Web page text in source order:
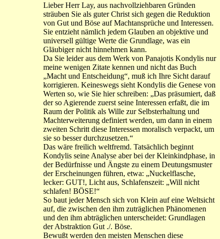
Lieber Herr Lay, aus nachvollziehbaren Gründen
sträuben Sie als guter Christ sich gegen die Reduktion
von Gut und Böse auf Machtansprüche und Interessen.
Sie entzieht nämlich jedem Glauben an objektive und
universell gültige Werte die Grundlage, was ein
Gläubiger nicht hinnehmen kann.
Da Sie leider aus dem Werk von Panajotis Kondylis nur
meine wenigen Zitate kennen und nicht das Buch
„Macht und Entscheidung“, muß ich Ihre Sicht darauf
korrigieren. Keineswegs sieht Kondylis die Genese von
Werten so, wie Sie hier schreiben: „Das präsumiert, daß
der so Agierende zuerst seine Interessen erfaßt, die im
Raum der Politik als Wille zur Selbsterhaltung und
Machterweiterung definiert werden, um dann in einem
zweiten Schritt diese Interessen moralisch verpackt, um
sie so besser durchzusetzen.“
Das wäre freilich weltfremd. Tatsächlich beginnt
Kondylis seine Analyse aber bei der Kleinkindphase, in
der Bedürfnisse und Ängste zu einem Deutungsmuster
der Erscheinungen führen, etwa: „Nuckelflasche,
lecker: GUT!, Licht aus, Schlafenszeit: „Will nicht
schlafen! BÖSE!“
So baut jeder Mensch sich von Klein auf eine Weltsicht
auf, die zwischen den ihm zuträglichen Phänomenen
und den ihm abträglichen unterscheidet: Grundlagen
der Abstraktion Gut ./. Böse.
Bewußt werden den meisten Menschen diese